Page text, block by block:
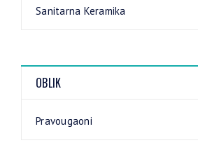
Sanitarna Keramika
OBLIK
Pravougaoni